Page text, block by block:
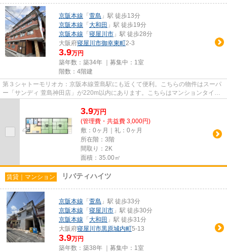
京阪本線 「 萱島 」駅 徒歩13分
京阪本線 「 大和田 」駅 徒歩19分
京阪本線 「 寝屋川市 」駅 徒歩28分
大阪府寝屋川市御幸東町2-3
3.9万円
築年数：築34年 ｜募集中： 1室
階数：4階建
第３シャトーモリオカ：京阪本線萱島駅にも近くて便利。こちらの物件はスーパ
ー「サンディ 萱島神田店」が220m以内にあります。こちらはマンションタイプ
3.9万円
(管理費・共益費 3,000円)
敷：0ヶ月｜礼：0ヶ月
所在階：3階
間取り：2K
面積：35.00㎡
賃貸｜マンション リバティハイツ
京阪本線 「 萱島 」駅 徒歩33分
京阪本線 「 寝屋川市 」駅 徒歩30分
京阪本線 「 大和田 」駅 徒歩31分
大阪府寝屋川市黒原城内町5-13
3.9万円
築年数：築38年 ｜募集中： 1室